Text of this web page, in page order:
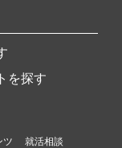
を探す
ツ
就活相談